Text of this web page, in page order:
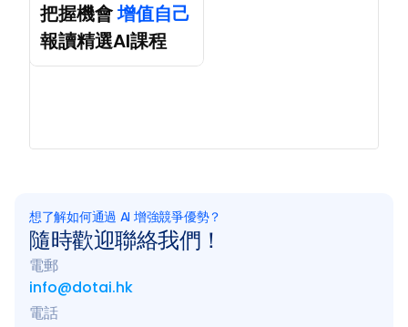
把握機會 增值自己
報讀精選AI課程
想了解如何通過 AI 增強競爭優勢？
隨時歡迎聯絡我們！
電郵
info@dotai.hk
電話